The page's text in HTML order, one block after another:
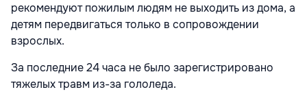
рекомендуют пожилым людям не выходить из дома, а
детям передвигаться только в сопровождении
взрослых.
За последние 24 часа не было зарегистрировано
тяжелых травм из-за гололеда.